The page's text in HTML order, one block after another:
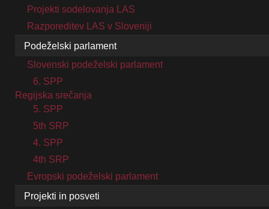
Projekti sodelovanja LAS
Razporeditev LAS v Sloveniji
Podeželski parlament
Slovenski podeželski parlament
6. SPP
Regijska srečanja
5. SPP
5th SRP
4. SPP
4th SRP
Evropski podeželski parlament
Projekti in posveti